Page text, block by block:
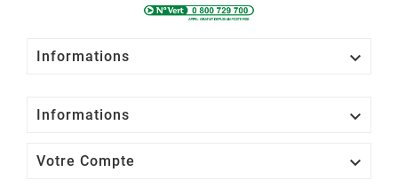
Informations 
Informations 
Votre Compte 